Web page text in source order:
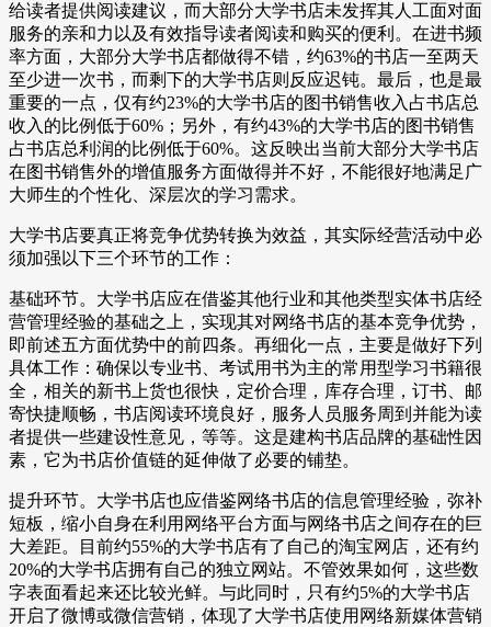
给读者提供阅读建议，而大部分大学书店未发挥其人工面对面
服务的亲和力以及有效指导读者阅读和购买的便利。在进书频
率方面，大部分大学书店都做得不错，约63%的书店一至两天
至少进一次书，而剩下的大学书店则反应迟钝。最后，也是最
重要的一点，仅有约23%的大学书店的图书销售收入占书店总
收入的比例低于60%；另外，有约43%的大学书店的图书销售
占书店总利润的比例低于60%。这反映出当前大部分大学书店
在图书销售外的增值服务方面做得并不好，不能很好地满足广
大师生的个性化、深层次的学习需求。
大学书店要真正将竞争优势转换为效益，其实际经营活动中必
须加强以下三个环节的工作：
基础环节。大学书店应在借鉴其他行业和其他类型实体书店经
营管理经验的基础之上，实现其对网络书店的基本竞争优势，
即前述五方面优势中的前四条。再细化一点，主要是做好下列
具体工作：确保以专业书、考试用书为主的常用型学习书籍很
全，相关的新书上货也很快，定价合理，库存合理，订书、邮
寄快捷顺畅，书店阅读环境良好，服务人员服务周到并能为读
者提供一些建设性意见，等等。这是建构书店品牌的基础性因
素，它为书店价值链的延伸做了必要的铺垫。
提升环节。大学书店也应借鉴网络书店的信息管理经验，弥补
短板，缩小自身在利用网络平台方面与网络书店之间存在的巨
大差距。目前约55%的大学书店有了自己的淘宝网店，还有约
20%的大学书店拥有自己的独立网站。不管效果如何，这些数
字表面看起来还比较光鲜。与此同时，只有约5%的大学书店
开启了微博或微信营销，体现了大学书店使用网络新媒体营销